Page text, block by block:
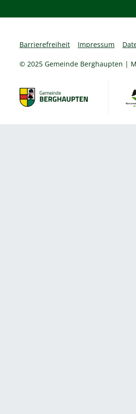
Barrierefreiheit Impressum
© 2025 Gemeinde Berghaupten |